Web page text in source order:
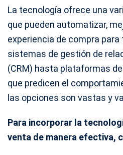
La tecnología ofrece una
que pueden automatizar,
experiencia de compra
sistemas de gestión de
(CRM) hasta plataformas
que predicen el
las opciones son vastas y
Para incorporar la
venta de manera efectiva,